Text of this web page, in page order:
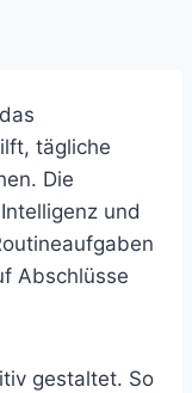
tägliche
Die
und
Abschlüsse
gestaltet. So